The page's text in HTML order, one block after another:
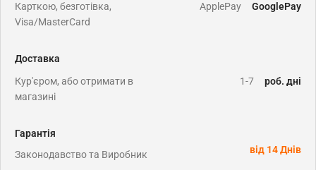
Карткою, безготівка,
Visa/MasterCard
ApplePay GooglePay
Доставка
Кур'єром, або отримати в
магазині
1-7 роб. дні
Гарантія
Законодавство та Виробник
від 14 Днів